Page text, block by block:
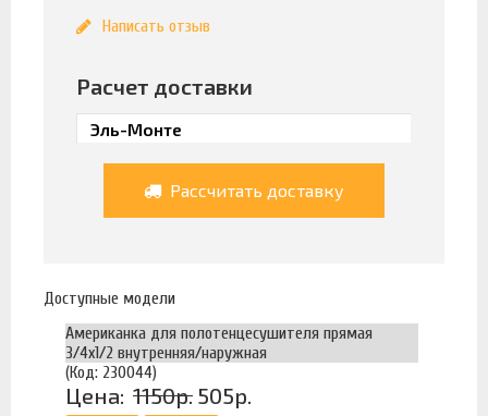
Написать отзыв
Расчет доставки
Рассчитать доставку
Доступные модели
Американка для полотенцесушителя прямая
3/4х1/2 внутренняя/наружная
(Код: 230044)
Цена: 1150р. 505р.